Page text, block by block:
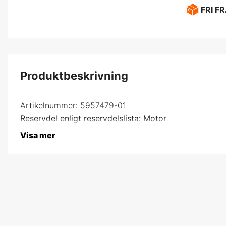
FRI
Produktbeskrivning
Artikelnummer: 5957479-01
Reservdel enligt reservdelslista: Motor
Visa mer